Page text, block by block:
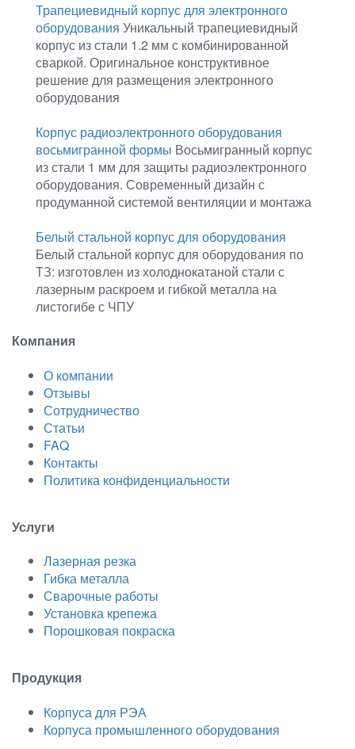
Трапециевидный корпус для электронного
оборудования Уникальный трапециевидный
корпус из стали 1.2 мм с комбинированной
сваркой. Оригинальное конструктивное
решение для размещения электронного
оборудования
Корпус радиоэлектронного оборудования
восьмигранной формы Восьмигранный корпус
из стали 1 мм для защиты радиоэлектронного
оборудования. Современный дизайн с
продуманной системой вентиляции и монтажа
Белый стальной корпус для оборудования
Белый стальной корпус для оборудования по
ТЗ: изготовлен из холоднокатаной стали с
лазерным раскроем и гибкой металла на
листогибе с ЧПУ
Компания
О компании
Отзывы
Сотрудничество
Статьи
FAQ
Контакты
Политика конфиденциальности
Услуги
Лазерная резка
Гибка металла
Сварочные работы
Установка крепежа
Порошковая покраска
Продукция
Корпуса для РЭА
Корпуса промышленного оборудования